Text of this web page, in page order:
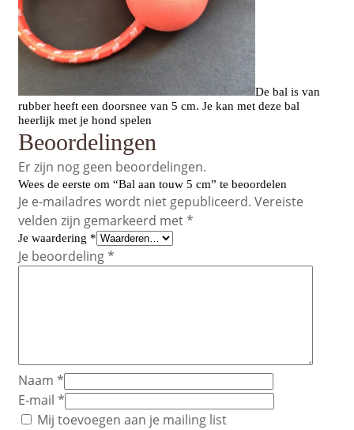
De bal is van
rubber heeft een doorsnee van 5 cm. Je kan met deze bal
heerlijk met je hond spelen
Beoordelingen
Er zijn nog geen beoordelingen.
Wees de eerste om “Bal aan touw 5 cm” te beoordelen
Je e-mailadres wordt niet gepubliceerd. Vereiste
velden zijn gemarkeerd met*
Je waardering *
Je beoordeling*
Naam *
E-mail *
Mij toevoegen aan je mailing list